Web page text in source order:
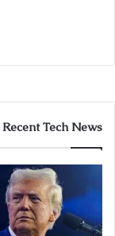
Recent Tech News